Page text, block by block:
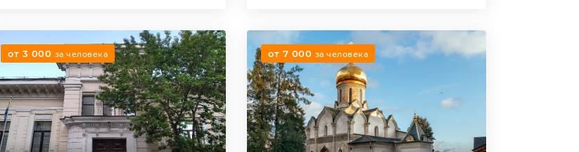
от 3 000 за человека от 7 000 за человека